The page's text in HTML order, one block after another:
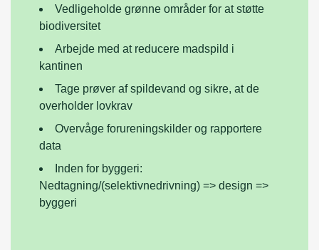
Vedligeholde grønne områder for at støtte
biodiversitet
Arbejde med at reducere madspild i
kantinen
Tage prøver af spildevand og sikre, at de
overholder lovkrav
Overvåge forureningskilder og rapportere
data
Inden for byggeri:
Nedtagning/(selektivnedrivning) => design =>
byggeri